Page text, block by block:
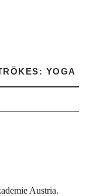
YOGA
Austria.